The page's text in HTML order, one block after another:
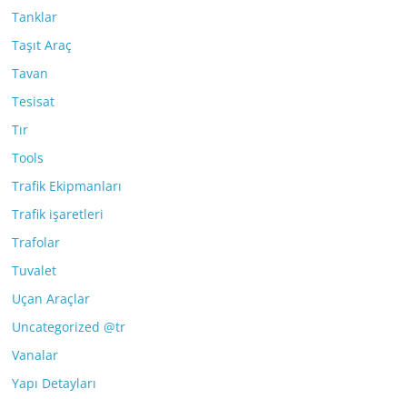
Tanklar
Taşıt Araç
Tavan
Tesisat
Tır
Tools
Trafik Ekipmanları
Trafik işaretleri
Trafolar
Tuvalet
Uçan Araçlar
Uncategorized @tr
Vanalar
Yapı Detayları